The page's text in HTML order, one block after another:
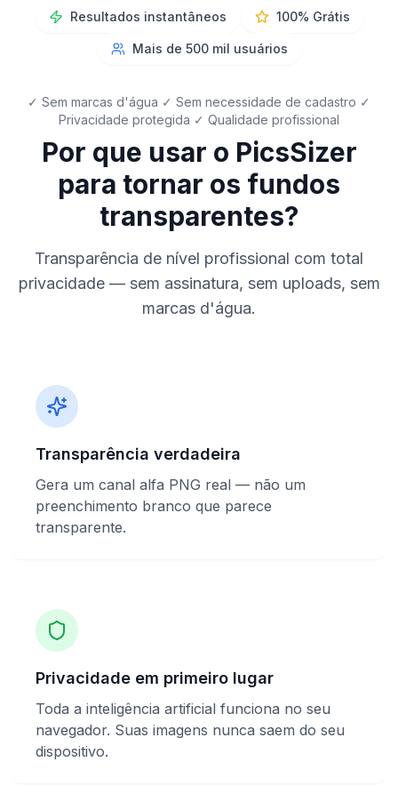
Resultados instantâneos 100% Grátis
Mais de 500 mil usuários
✓ Sem marcas d'água ✓ Sem necessidade de cadastro ✓
Privacidade protegida ✓ Qualidade profissional
Por que usar o PicsSizer
para tornar os fundos
transparentes?
Transparência de nível profissional com total
privacidade — sem assinatura, sem uploads, sem
marcas d'água.
Transparência verdadeira
Gera um canal alfa PNG real — não um
preenchimento branco que parece
transparente.
Privacidade em primeiro lugar
Toda a inteligência artificial funciona no seu
navegador. Suas imagens nunca saem do seu
dispositivo.